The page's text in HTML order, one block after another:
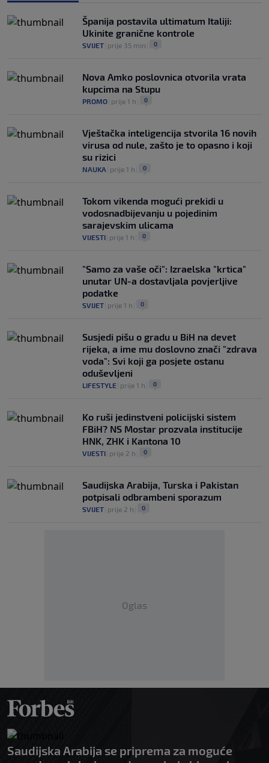
Đoković predložio promjene u tenisu,
Amerikanac komentarisao: Interesantno
da Novak to predlaže
prije 5 h
Španija postavila ultimatum Italiji:
Ukinite granične kontrole
SVIJET prije 35 min 0
Nova Amko poslovnica otvorila vrata
kupcima na Stupu
PROMO prije 1 h 0
Vještačka inteligencija stvorila 16 novih
virusa od nule, zašto je to opasno i koji
su rizici
NAUKA prije 1 h 0
Tokom vikenda mogući prekidi u
vodosnadbijevanju u pojedinim
sarajevskim ulicama
VIJESTI prije 1 h 0
"Samo za vaše oči": Izraelska "krtica"
unutar UN-a dostavljala povjerljive
podatke
SVIJET prije 1 h 0
Susjedi pišu o gradu u BiH na devet
rijeka, a ime mu doslovno znači "zdrava
voda": Svi koji ga posjete ostanu
oduševljeni
LIFESTYLE prije 1 h 0
Ko ruši jedinstveni policijski sistem
FBiH? NS Mostar prozvala institucije
HNK, ZHK i Kantona 10
VIJESTI prije 2 h 0
Saudijska Arabija, Turska i Pakistan
potpisali odbrambeni sporazum
SVIJET prije 2 h 0
Oglas
Saudijska Arabija se priprema za moguće